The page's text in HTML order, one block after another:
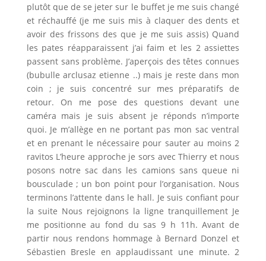
plutôt que de se jeter sur le buffet je me suis changé
et réchauffé (je me suis mis à claquer des dents et
avoir des frissons des que je me suis assis) Quand
les pates réapparaissent j’ai faim et les 2 assiettes
passent sans problème. J’aperçois des têtes connues
(bubulle arclusaz etienne ..) mais je reste dans mon
coin ; je suis concentré sur mes préparatifs de
retour. On me pose des questions devant une
caméra mais je suis absent je réponds n’importe
quoi. Je m’allège en ne portant pas mon sac ventral
et en prenant le nécessaire pour sauter au moins 2
ravitos L’heure approche je sors avec Thierry et nous
posons notre sac dans les camions sans queue ni
bousculade ; un bon point pour l’organisation. Nous
terminons l’attente dans le hall. Je suis confiant pour
la suite Nous rejoignons la ligne tranquillement Je
me positionne au fond du sas 9 h 11h. Avant de
partir nous rendons hommage à Bernard Donzel et
Sébastien Bresle en applaudissant une minute. 2